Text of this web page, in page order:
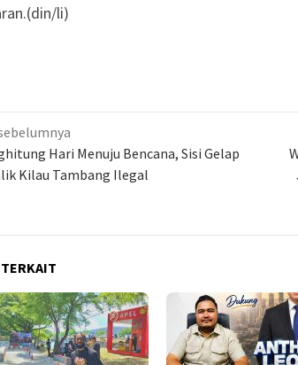
li)
Hari Menuju Bencana, Sisi Gelap
Kilau Tambang Ilegal